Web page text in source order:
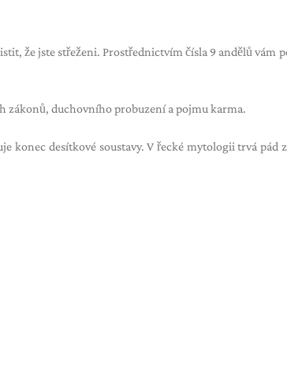
že jste střeženi. Prostřednictvím čísla 9 andělů vám
zákonů, duchovního probuzení a pojmu karma.
konec desítkové soustavy. V řecké mytologii trvá pád